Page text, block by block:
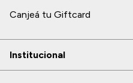
Canjeá tu Giftcard
Institucional